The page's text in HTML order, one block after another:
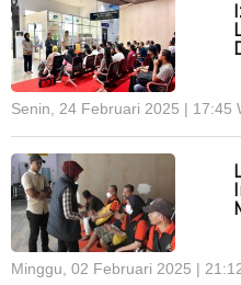
Senin, 24 Februari 2025 | 17:45
Minggu, 02 Februari 2025 |